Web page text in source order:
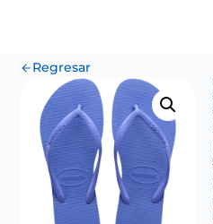
Regresar